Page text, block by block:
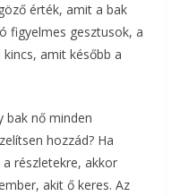
érték, amit a bak
figyelmes gesztusok, a
amit később a
bak nő minden
hozzád? Ha
részletekre, akkor
akit ő keres. Az